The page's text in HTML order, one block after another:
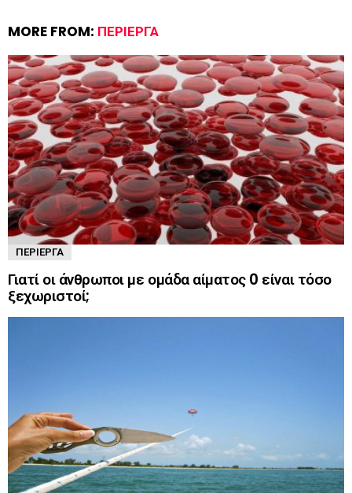
MORE FROM: ΠΕΡΊΕΡΓΑ
ΠΕΡΊΕΡΓΑ
Γιατί οι άνθρωποι με ομάδα αίματος 0 είναι τόσο
ξεχωριστοί;